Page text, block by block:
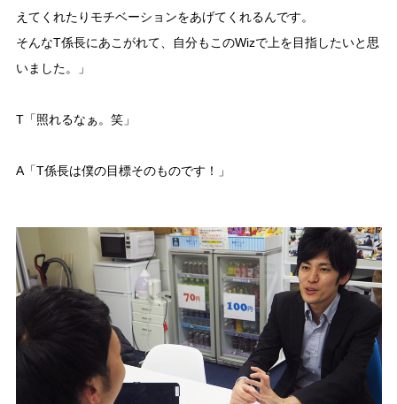
えてくれたりモチベーションをあげてくれるんです。
そんなT係長にあこがれて、自分もこのWizで上を目指したいと思
いました。」
T「照れるなぁ。笑」
A「T係長は僕の目標そのものです！」